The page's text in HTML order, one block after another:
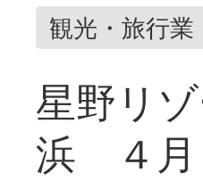
観光・旅行業
星野リ
浜 ４月